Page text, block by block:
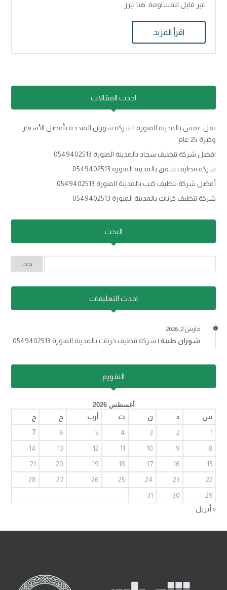
غير قابل للمساومة. هنا تبرز...
اقرأ المزيد
احدث المقالات
نقل عفش بالمدينة المنورة | شركة شوران المتحدة بأفضل الأسعار
وخبرة 25 عام
افضل شركة تنظيف سجاد بالمدينة المنورة 0549402513
شركة تنظيف شقق بالمدينة المنورة 0549402513
أفضل شركة تنظيف كنب بالمدينة المنورة 0549402513
شركة تنظيف خزنات بالمدينة المنورة 0549402513
البحث
احدث التعليقات
مارس 2, 2026
شوران طيبة | شركة تنظيف خزنات بالمدينة المنورة 0549402513
التقويم
أغسطس 2026
س د ن ث أرب خ
ج
1
2
3
4
5
6
7
8
9
10
11
12
13
14
15
16
17
18
19
20
21
22
23
24
25
26
27
28
29
30
31
« أبريل